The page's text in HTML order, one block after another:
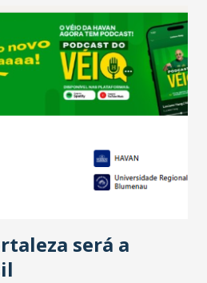
ano e pelo pagamento do 13º
de trabalhadores, já que o
desemprego dos anos recentes.
em novembro de 2025, 40% dos
com lucro e outros 40%
Já o percentual de
ficou em 19%, pouco abaixo
Outros 1% não existiam em
o faturamento também
44% dos n...
será a